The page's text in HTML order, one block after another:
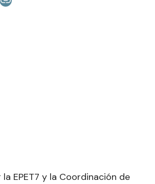
EPET7 y la Coordinación de